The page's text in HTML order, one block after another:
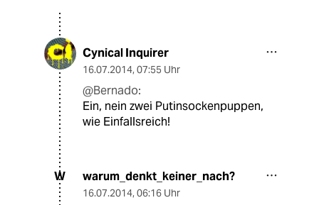
Cynical Inquirer
16.07.2014, 07:55 Uhr
@Bernado:
Ein, nein zwei Putinsockenpuppen,
wie Einfallsreich!
W warum_denkt_keiner_nach?
16.07.2014, 06:16 Uhr